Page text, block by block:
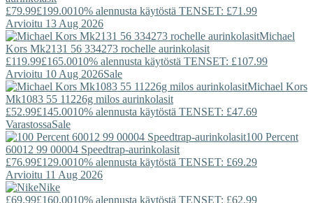
£79.99£199.0010% alennusta käytöstä TENSET: £71.99
Arvioitu 13 Aug 2026
Michael
Kors Mk2131 56 334273 rochelle aurinkolasit
£119.99£165.0010% alennusta käytöstä TENSET: £107.99
Arvioitu 10 Aug 2026Sale
Michael Kors
Mk1083 55 11226g milos aurinkolasit
£52.99£145.0010% alennusta käytöstä TENSET: £47.69
VarastossaSale
100 Percent
60012 99 00004 Speedtrap-aurinkolasit
£76.99£129.0010% alennusta käytöstä TENSET: £69.29
Arvioitu 11 Aug 2026
Nike
£69.99£160.0010% alennusta käytöstä TENSET: £62.99